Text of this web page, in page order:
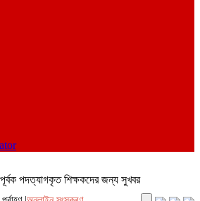
পদত্যাগকৃত শিক্ষকদের জন্য সুখবর